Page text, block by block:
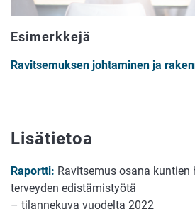
Esimerkkejä
Ravitsemuksen johtaminen ja
Lisätietoa
Raportti: Ravitsemus osana kuntien
terveyden edistämistyötä
– tilannekuva vuodelta 2022